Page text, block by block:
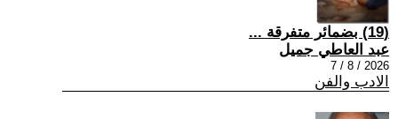
(19) بضمائر متفرقة ...
عبد العاطي جميل
2026 / 8 / 7
الادب والفن